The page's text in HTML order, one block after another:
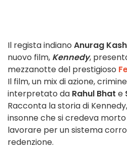
Il regista indiano Anurag
nuovo film, Kennedy,
mezzanotte del prestigioso
Il film, un mix di azione,
interpretato da Rahul Bhat e
Racconta la storia di
insonne che si credeva
lavorare per un sistema
redenzione.